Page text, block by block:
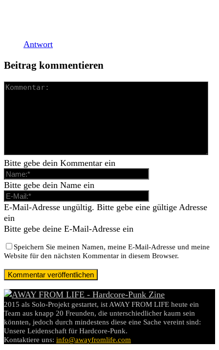
Antwort
Beitrag kommentieren
Bitte gebe dein Kommentar ein
Bitte gebe dein Name ein
E-Mail-Adresse ungültig. Bitte gebe eine gültige Adresse
ein
Bitte gebe deine E-Mail-Adresse ein
Speichern Sie meinen Namen, meine E-Mail-Adresse und meine
Website für den nächsten Kommentar in diesem Browser.
2015 als Solo-Projekt gestartet, ist AWAY FROM LIFE heute ein
Team aus knapp 20 Freunden, die unterschiedlicher kaum sein
könnten, jedoch durch mindestens diese eine Sache vereint sind:
Unsere Leidenschaft für Hardcore-Punk.
Kontaktiere uns: info@awayfromlife.com